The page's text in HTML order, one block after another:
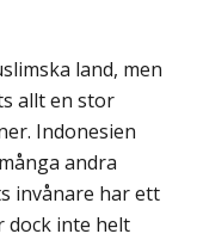
land, men
allt en stor
Indonesien
andra
invånare har ett
dock inte helt